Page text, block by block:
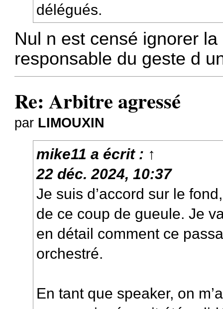
délégués.
Nul n est censé ignorer
responsable du geste d
Re: Arbitre agressé
par LIMOUXIN
mike11 a écrit : ↑
22 déc. 2024, 10:37
Je suis d’accord sur le
de ce coup de gueule. Je
en détail comment ce
orchestré.
En tant que speaker, on